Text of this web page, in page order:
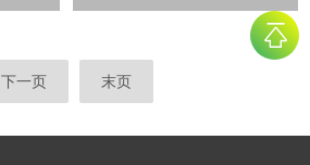
下一页 末页